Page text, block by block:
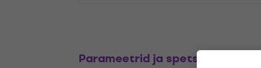
Parameetrid ja spetsifikatsioonid